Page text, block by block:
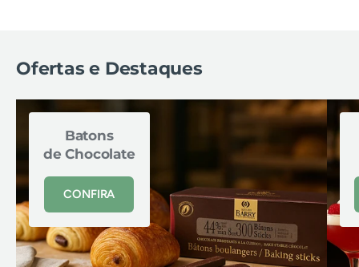
Ofertas e Destaques
Batons
de Chocolate
CONFIRA